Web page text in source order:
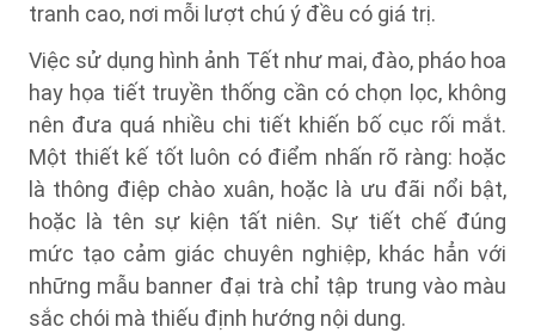
tranh cao, nơi mỗi lượt chú ý đều có giá trị.
Việc sử dụng hình ảnh Tết như mai, đào, pháo hoa
hay họa tiết truyền thống cần có chọn lọc, không
nên đưa quá nhiều chi tiết khiến bố cục rối mắt.
Một thiết kế tốt luôn có điểm nhấn rõ ràng: hoặc
là thông điệp chào xuân, hoặc là ưu đãi nổi bật,
hoặc là tên sự kiện tất niên. Sự tiết chế đúng
mức tạo cảm giác chuyên nghiệp, khác hẳn với
những mẫu banner đại trà chỉ tập trung vào màu
sắc chói mà thiếu định hướng nội dung.